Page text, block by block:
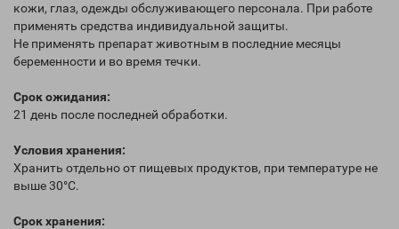
кожи, глаз, одежды обслуживающего персонала. При работе
применять средства индивидуальной защиты.
Не применять препарат животным в последние месяцы
беременности и во время течки.
Срок ожидания:
21 день после последней обработки.
Условия хранения:
Хранить отдельно от пищевых продуктов, при температуре не
выше 30°С.
Срок хранения: